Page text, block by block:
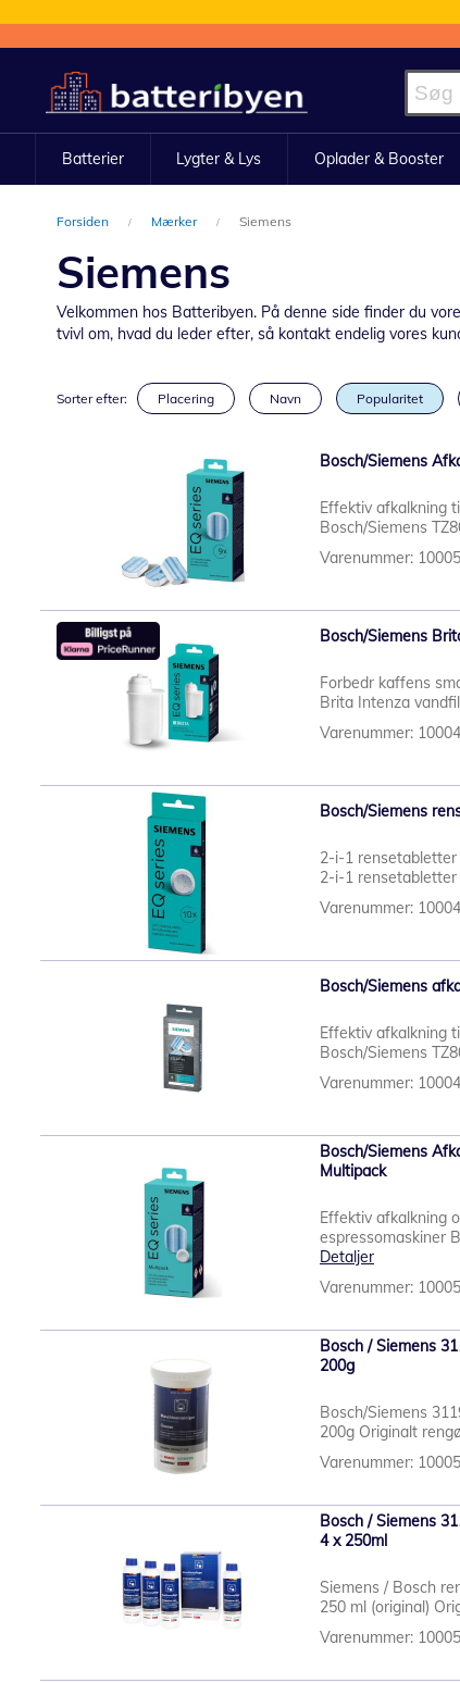
to
Content
Batterier Lygter & Lys Oplader & Booster
Forsiden Mærker Siemens
Siemens
Velkommen hos Batteribyen. På denne side finder du
tvivl om, hvad du leder efter, så kontakt endelig vores
Sorter efter: Placering Navn Popularitet
Bosch/Siemens
Effektiv afkalkning
Bosch/Siemens
Varenummer:
Bosch/Siemens
Forbedr kaffens
Brita Intenza
Varenummer:
Bosch/Siemens
2-i-1 rensetabletter
2-i-1 rensetabletter
Varenummer:
Bosch/Siemens
Effektiv afkalkning
Bosch/Siemens
Varenummer:
Bosch/Siemens
Multipack
Effektiv afkalkning
espressomaskiner
Detaljer
Varenummer:
Bosch / Siemens
200g
Bosch/Siemens
200g Originalt
Varenummer:
Bosch / Siemens
4 x 250ml
Siemens / Bosch
250 ml (original)
Varenummer: